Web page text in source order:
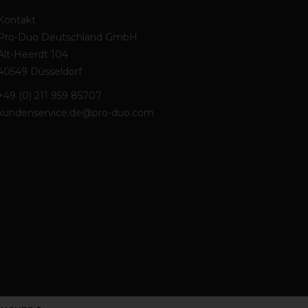
Duo Deutschland GmbH
Heerdt 104
Düsseldorf
(0) 211 959 85707
duo.com